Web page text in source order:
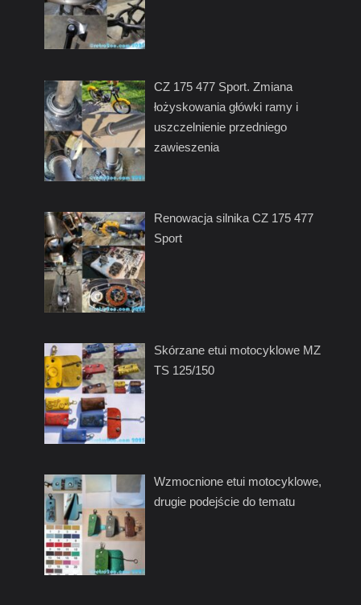
CZ 175 477 Sport. Zmiana
łożyskowania główki ramy i
uszczelnienie przedniego
zawieszenia
Renowacja silnika CZ 175 477
Sport
Skórzane etui motocyklowe MZ
TS 125/150
Wzmocnione etui motocyklowe,
drugie podejście do tematu